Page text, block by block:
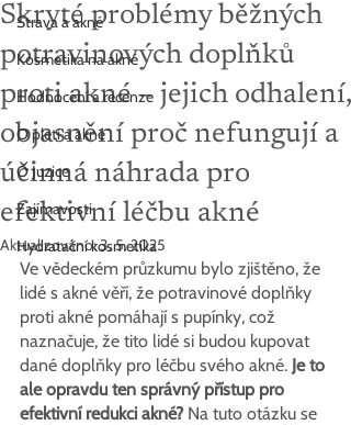
Strava a akné
Kosmetika na akné
Hodnocení a recenze
O pleti a akné
O Juzice
Zajímavosti
Hydratační kosmetika
Skryté problémy běžných
potravinových doplňků
proti akné – jejich odhalení,
objasnění proč nefungují a
účinná náhrada pro
efektivní léčbu akné
Aktualizováno:3. 5. 2025
Ve vědeckém průzkumu bylo zjištěno, že
lidé s akné věří, že potravinové doplňky
proti akné pomáhají s pupínky, což
naznačuje, že tito lidé si budou kupovat
dané doplňky pro léčbu svého akné. Je to
ale opravdu ten správný přístup pro
efektivní redukci akné? Na tuto otázku se